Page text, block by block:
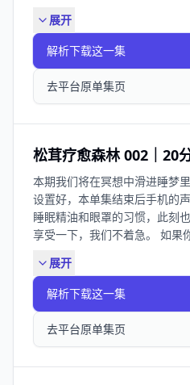
能。此外，做好个人清洁，调
等等，还可以洒一些入森
睡眠精油在床品和扩香器上，
眠功效成分将为我们的练习带
就请跟我一块儿坐下来，我们
得，更欢迎给我们提出建议和
展开
解析下载这一集
去平台原单集页
松茸疗愈森林 002｜20
本期我们将在冥想中滑进睡梦
设置好，本单集结束后手机的
睡眠精油和眼罩的习惯，此刻
享受一下，我们不着急。 如果
在扩香愈器或者枕头和被子上
稍后的冥想练习会很有帮助；
依旧可以从接下来的内容中获
然植物精油，成分包含真实薰
洋甘菊、岩兰草、血柏木、檀
展开
解析下载这一集
去平台原单集页